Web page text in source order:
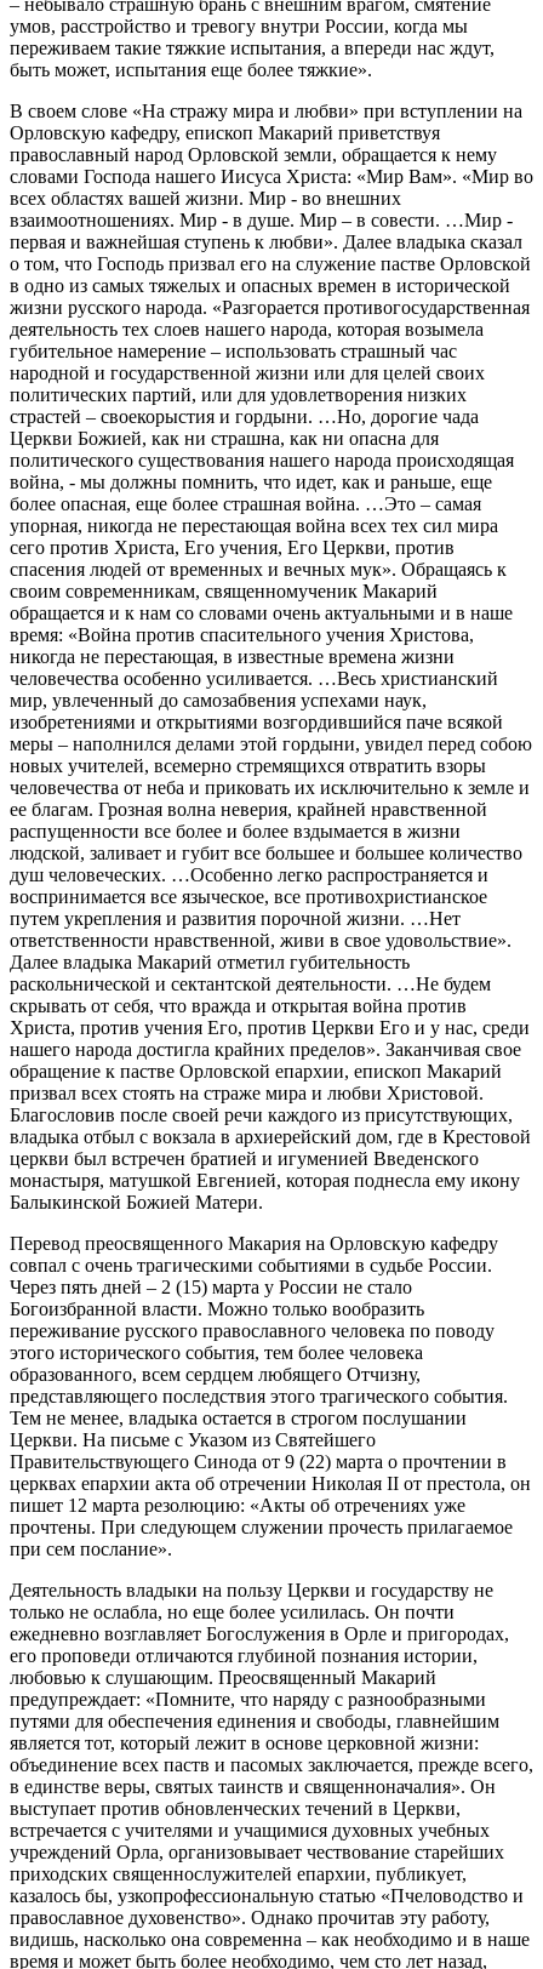
умов, расстройство и тревогу внутри России, когда мы
переживаем такие тяжкие испытания, а впереди нас ждут,
быть может, испытания еще более тяжкие».
В своем слове «На стражу мира и любви» при вступлении на
Орловскую кафедру, епископ Макарий приветствуя
православный народ Орловской земли, обращается к нему
словами Господа нашего Иисуса Христа: «Мир Вам». «Мир во
всех областях вашей жизни. Мир - во внешних
взаимоотношениях. Мир - в душе. Мир – в совести. …Мир -
первая и важнейшая ступень к любви». Далее владыка сказал
о том, что Господь призвал его на служение пастве Орловской
в одно из самых тяжелых и опасных времен в исторической
жизни русского народа. «Разгорается противогосударственная
деятельность тех слоев нашего народа, которая возымела
губительное намерение – использовать страшный час
народной и государственной жизни или для целей своих
политических партий, или для удовлетворения низких
страстей – своекорыстия и гордыни. …Но, дорогие чада
Церкви Божией, как ни страшна, как ни опасна для
политического существования нашего народа происходящая
война, - мы должны помнить, что идет, как и раньше, еще
более опасная, еще более страшная война. …Это – самая
упорная, никогда не перестающая война всех тех сил мира
сего против Христа, Его учения, Его Церкви, против
спасения людей от временных и вечных мук». Обращаясь к
своим современникам, священномученик Макарий
обращается и к нам со словами очень актуальными и в наше
время: «Война против спасительного учения Христова,
никогда не перестающая, в известные времена жизни
человечества особенно усиливается. …Весь христианский
мир, увлеченный до самозабвения успехами наук,
изобретениями и открытиями возгордившийся паче всякой
меры – наполнился делами этой гордыни, увидел перед собою
новых учителей, всемерно стремящихся отвратить взоры
человечества от неба и приковать их исключительно к земле и
ее благам. Грозная волна неверия, крайней нравственной
распущенности все более и более вздымается в жизни
людской, заливает и губит все большее и большее количество
душ человеческих. …Особенно легко распространяется и
воспринимается все языческое, все противохристианское
путем укрепления и развития порочной жизни. …Нет
ответственности нравственной, живи в свое удовольствие».
Далее владыка Макарий отметил губительность
раскольнической и сектантской деятельности. …Не будем
скрывать от себя, что вражда и открытая война против
Христа, против учения Его, против Церкви Его и у нас, среди
нашего народа достигла крайних пределов». Заканчивая свое
обращение к пастве Орловской епархии, епископ Макарий
призвал всех стоять на страже мира и любви Христовой.
Благословив после своей речи каждого из присутствующих,
владыка отбыл с вокзала в архиерейский дом, где в Крестовой
церкви был встречен братией и игуменией Введенского
монастыря, матушкой Евгенией, которая поднесла ему икону
Балыкинской Божией Матери.
Перевод преосвященного Макария на Орловскую кафедру
совпал с очень трагическими событиями в судьбе России.
Через пять дней – 2 (15) марта у России не стало
Богоизбранной власти. Можно только вообразить
переживание русского православного человека по поводу
этого исторического события, тем более человека
образованного, всем сердцем любящего Отчизну,
представляющего последствия этого трагического события.
Тем не менее, владыка остается в строгом послушании
Церкви. На письме с Указом из Святейшего
Правительствующего Синода от 9 (22) марта о прочтении в
церквах епархии акта об отречении Николая II от престола, он
пишет 12 марта резолюцию: «Акты об отречениях уже
прочтены. При следующем служении прочесть прилагаемое
при сем послание».
Деятельность владыки на пользу Церкви и государству не
только не ослабла, но еще более усилилась. Он почти
ежедневно возглавляет Богослужения в Орле и пригородах,
его проповеди отличаются глубиной познания истории,
любовью к слушающим. Преосвященный Макарий
предупреждает: «Помните, что наряду с разнообразными
путями для обеспечения единения и свободы, главнейшим
является тот, который лежит в основе церковной жизни:
объединение всех паств и пасомых заключается, прежде всего,
в единстве веры, святых таинств и священноначалия». Он
выступает против обновленческих течений в Церкви,
встречается с учителями и учащимися духовных учебных
учреждений Орла, организовывает чествование старейших
приходских священнослужителей епархии, публикует,
казалось бы, узкопрофессиональную статью «Пчеловодство и
православное духовенство». Однако прочитав эту работу,
видишь, насколько она современна – как необходимо и в наше
время и может быть более необходимо, чем сто лет назад,